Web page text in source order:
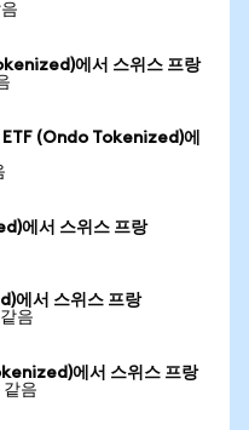
에서 스위스 프랑
(Ondo Tokenized)에
에서 스위스 프랑
에서 스위스 프랑
음
에서 스위스 프랑
음